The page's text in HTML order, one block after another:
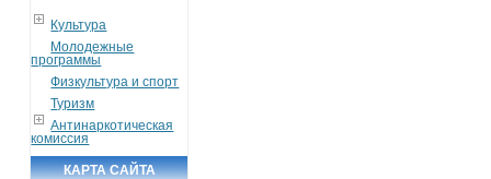
Культура
Молодежные
программы
Физкультура и спорт
Туризм
Антинаркотическая
комиссия
КАРТА САЙТА